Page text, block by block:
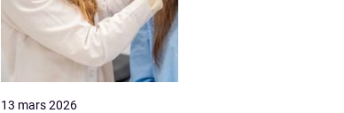
13 mars 2026